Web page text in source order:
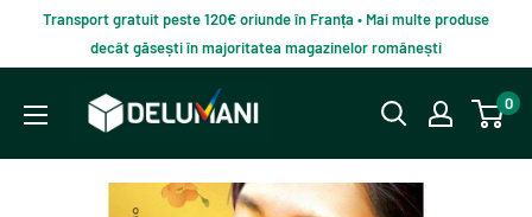
continut
Transport gratuit peste 120€ oriunde în Franța • Mai multe produse
decât găsești în majoritatea magazinelor românești
Delumani
Magazin
0